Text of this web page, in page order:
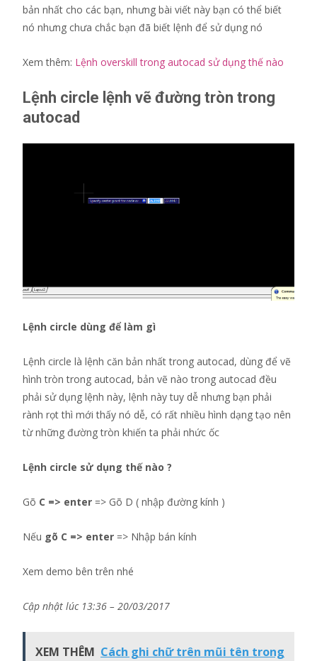
bản nhất cho các bạn, nhưng bài viết này bạn có thể biết
nó nhưng chưa chắc bạn đã biết lệnh để sử dụng nó
Xem thêm: Lệnh overskill trong autocad sử dụng thế nào
Lệnh circle lệnh vẽ đường tròn trong
autocad
Lệnh circle dùng để làm gì
Lệnh circle là lệnh căn bản nhất trong autocad, dùng để vẽ
hình tròn trong autocad, bản vẽ nào trong autocad đều
phải sử dụng lệnh này, lệnh này tuy dễ nhưng bạn phải
rành rọt thì mới thấy nó dễ, có rất nhiều hình dạng tạo nên
từ những đường tròn khiến ta phải nhức ốc
Lệnh circle sử dụng thế nào ?
Gõ C => enter => Gõ D ( nhập đường kính )
Nếu gõ C => enter => Nhập bán kính
Xem demo bên trên nhé
Cập nhật lúc 13:36 – 20/03/2017
XEM THÊM Cách ghi chữ trên mũi tên trong